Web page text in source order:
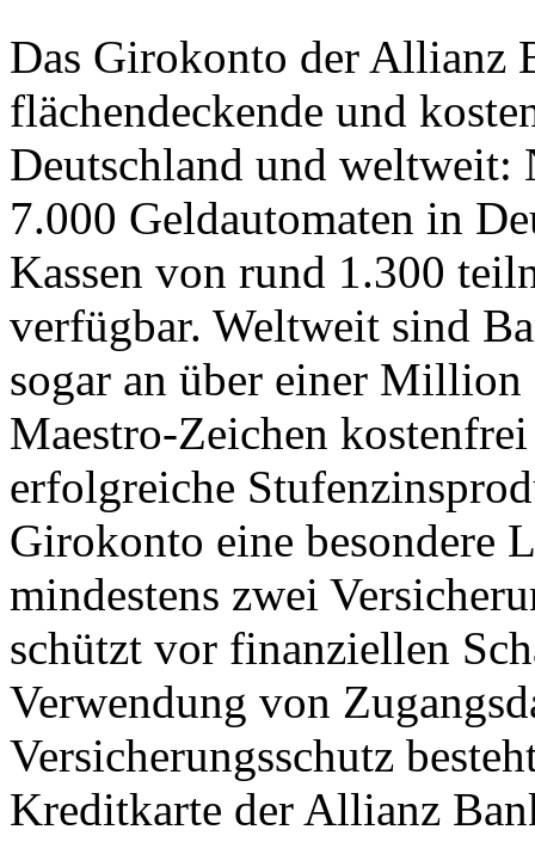
Das Girokonto der Allianz
flächendeckende und
Deutschland und weltweit:
7.000 Geldautomaten in
Kassen von rund 1.300
verfügbar. Weltweit sind
sogar an über einer
Maestro-Zeichen
erfolgreiche
Girokonto eine besondere
mindestens zwei
schützt vor finanziellen
Verwendung von
Versicherungsschutz
Kreditkarte der Allianz